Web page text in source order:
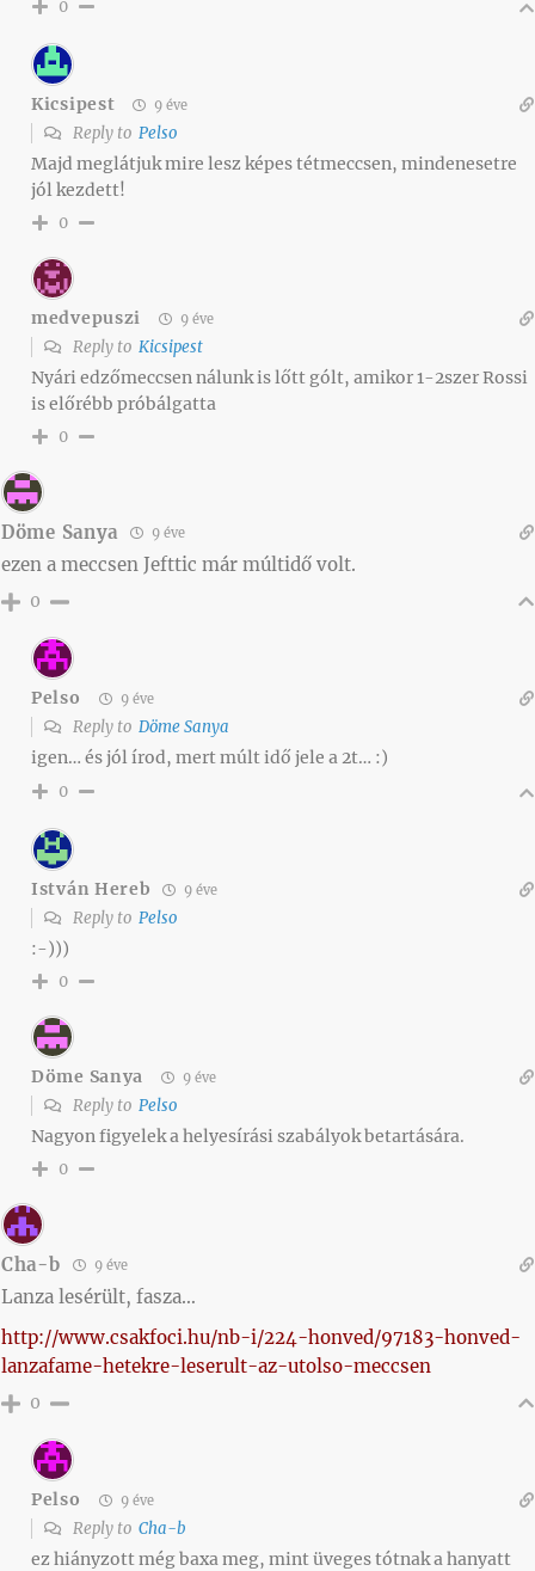
0
Kicsipest 9 éve
Reply to Pelso
Majd meglátjuk mire lesz képes tétmeccsen, mindenesetre
jól kezdett!
0
medvepuszi 9 éve
Reply to Kicsipest
Nyári edzőmeccsen nálunk is lőtt gólt, amikor 1-2szer Rossi
is előrébb próbálgatta
0
Döme Sanya 9 éve
ezen a meccsen Jefttic már múltidő volt.
0
Pelso 9 éve
Reply to Döme Sanya
igen… és jól írod, mert múlt idő jele a 2t… :)
0
István Hereb 9 éve
Reply to Pelso
:-)))
0
Döme Sanya 9 éve
Reply to Pelso
Nagyon figyelek a helyesírási szabályok betartására.
0
Cha-b 9 éve
Lanza lesérült, fasza…
http://www.csakfoci.hu/nb-i/224-honved/97183-honved-
lanzafame-hetekre-leserult-az-utolso-meccsen
0
Pelso 9 éve
Reply to Cha-b
ez hiányzott még baxa meg, mint üveges tótnak a hanyatt